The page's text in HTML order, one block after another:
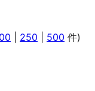
250 500 件)